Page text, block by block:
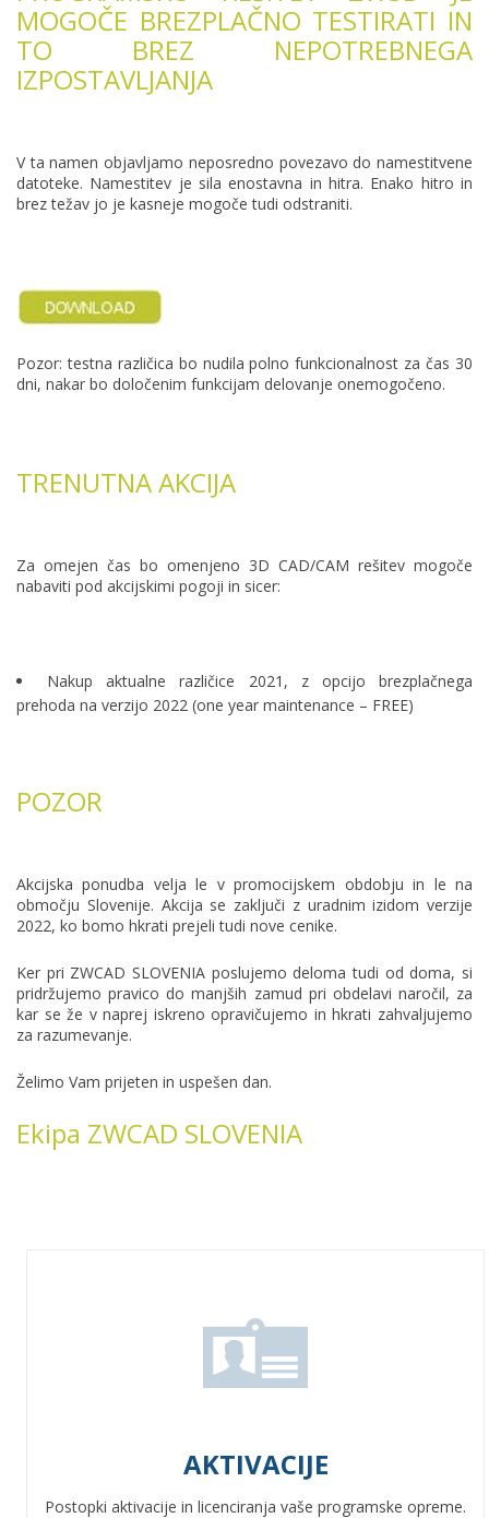
MOGOČE BREZPLAČNO TESTIRATI IN
TO BREZ NEPOTREBNEGA
IZPOSTAVLJANJA
V ta namen objavljamo neposredno povezavo do namestitvene
datoteke. Namestitev je sila enostavna in hitra. Enako hitro in
brez težav jo je kasneje mogoče tudi odstraniti.
Pozor: testna različica bo nudila polno funkcionalnost za čas 30
dni, nakar bo določenim funkcijam delovanje onemogočeno.
TRENUTNA AKCIJA
Za omejen čas bo omenjeno 3D CAD/CAM rešitev mogoče
nabaviti pod akcijskimi pogoji in sicer:
Nakup aktualne različice 2021, z opcijo brezplačnega
prehoda na verzijo 2022 (one year maintenance – FREE)
POZOR
Akcijska ponudba velja le v promocijskem obdobju in le na
območju Slovenije. Akcija se zaključi z uradnim izidom verzije
2022, ko bomo hkrati prejeli tudi nove cenike.
Ker pri ZWCAD SLOVENIA poslujemo deloma tudi od doma, si
pridržujemo pravico do manjših zamud pri obdelavi naročil, za
kar se že v naprej iskreno opravičujemo in hkrati zahvaljujemo
za razumevanje.
Želimo Vam prijeten in uspešen dan.
Ekipa ZWCAD SLOVENIA
AKTIVACIJE
Postopki aktivacije in licenciranja vaše programske opreme.